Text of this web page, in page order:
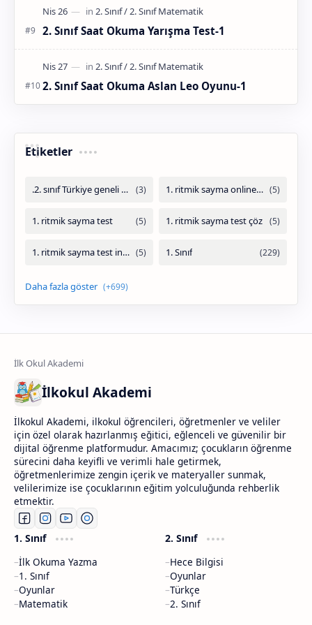
2. Sınıf Saat Okuma Yarışma Test-1
2. Sınıf Saat Okuma Aslan Leo Oyunu-1
Etiketler
İlkokul Akademi
İlkokul Akademi, ilkokul öğrencileri, öğretmenler ve veliler
için özel olarak hazırlanmış eğitici, eğlenceli ve güvenilir bir
dijital öğrenme platformudur. Amacımız; çocukların öğrenme
sürecini daha keyifli ve verimli hale getirmek,
öğretmenlerimize zengin içerik ve materyaller sunmak,
velilerimize ise çocuklarının eğitim yolculuğunda rehberlik
etmektir.
1. Sınıf
İlk Okuma Yazma
1. Sınıf
Oyunlar
Matematik
2. Sınıf
Hece Bilgisi
Oyunlar
Türkçe
2. Sınıf